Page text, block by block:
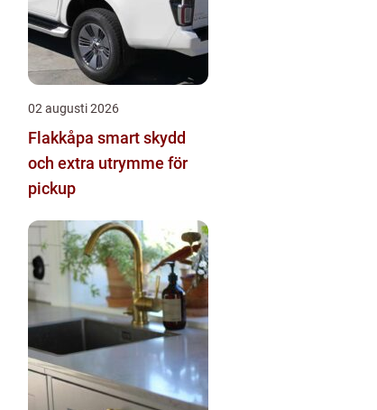
02 augusti 2026
Flakkåpa smart skydd
och extra utrymme för
pickup